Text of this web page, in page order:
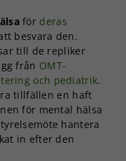
för deras
besvara den.
till de repliker
från OMT-
och pediatrik.
tillfällen en haft
för mental hälsa
hantera
in efter den